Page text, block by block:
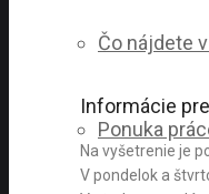
Čo nájdete
Ponuka
Informácie
Na vyšetrenie je
V pondelok a